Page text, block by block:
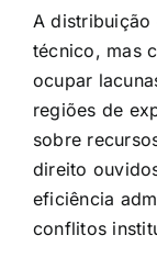
A distribuição
técnico, mas
ocupar
regiões de
sobre
direito
eficiência
conflitos